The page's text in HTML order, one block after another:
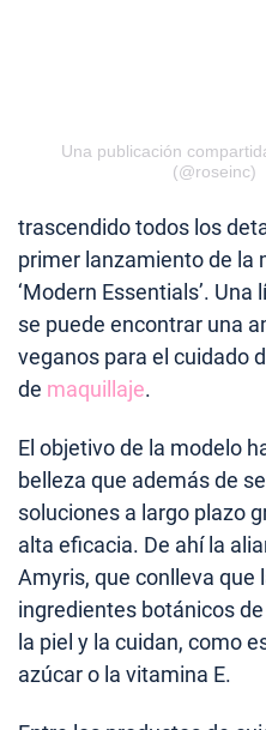
Una publicación
(@roseinc)
trascendido todos los
primer lanzamiento de la
‘Modern Essentials’.
se puede encontrar una
veganos para el cuidado
de maquillaje.
El objetivo de la modelo
belleza que además de
soluciones a largo plazo
alta eficacia. De ahí la
Amyris, que conlleva que
ingredientes botánicos
la piel y la cuidan, como
azúcar o la vitamina E.